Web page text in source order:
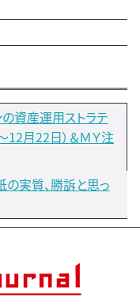
資産運用ストラテ
月22日）＆ＭＹ注
実質、勝訴と思っ